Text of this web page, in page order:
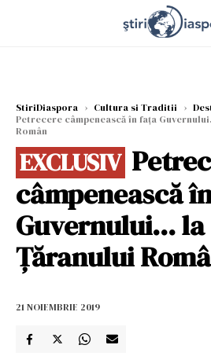
StiriDiaspora › Cultura si Traditii ›
Petrecere câmpenească în fața
Român
EXCLUSIV
câmpenească
Guvernului...
Țăranului
21 NOIEMBRIE 2019